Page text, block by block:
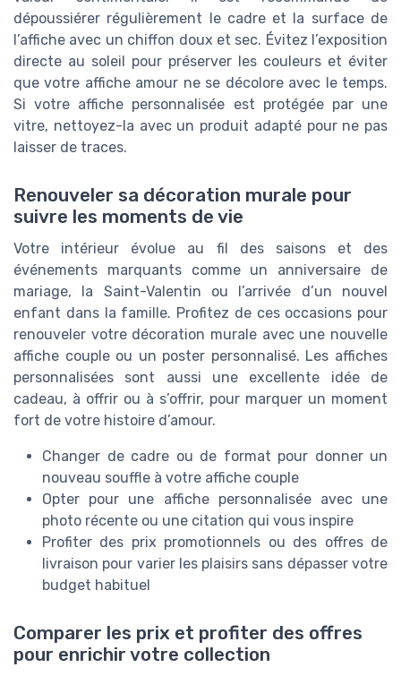
dépoussiérer régulièrement le cadre et la surface de
l’affiche avec un chiffon doux et sec. Évitez l’exposition
directe au soleil pour préserver les couleurs et éviter
que votre affiche amour ne se décolore avec le temps.
Si votre affiche personnalisée est protégée par une
vitre, nettoyez-la avec un produit adapté pour ne pas
laisser de traces.
Renouveler sa décoration murale pour
suivre les moments de vie
Votre intérieur évolue au fil des saisons et des
événements marquants comme un anniversaire de
mariage, la Saint-Valentin ou l’arrivée d’un nouvel
enfant dans la famille. Profitez de ces occasions pour
renouveler votre décoration murale avec une nouvelle
affiche couple ou un poster personnalisé. Les affiches
personnalisées sont aussi une excellente idée de
cadeau, à offrir ou à s’offrir, pour marquer un moment
fort de votre histoire d’amour.
Changer de cadre ou de format pour donner un
nouveau souffle à votre affiche couple
Opter pour une affiche personnalisée avec une
photo récente ou une citation qui vous inspire
Profiter des prix promotionnels ou des offres de
livraison pour varier les plaisirs sans dépasser votre
budget habituel
Comparer les prix et profiter des offres
pour enrichir votre collection